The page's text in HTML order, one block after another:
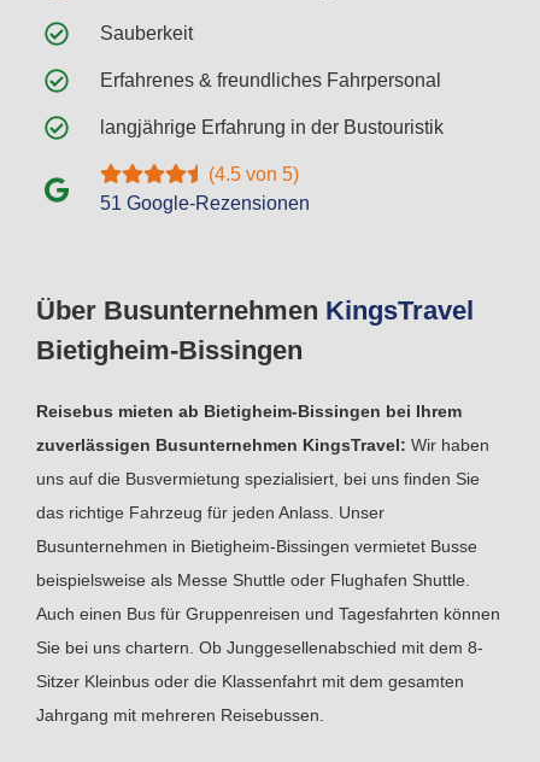
Über Busunternehmen KingsTravel
Bietigheim-Bissingen
Reisebus mieten ab Bietigheim-Bissingen bei Ihrem
zuverlässigen Busunternehmen KingsTravel: Wir haben
uns auf die Busvermietung spezialisiert, bei uns finden Sie
das richtige Fahrzeug für jeden Anlass. Unser
Busunternehmen in Bietigheim-Bissingen vermietet Busse
beispielsweise als Messe Shuttle oder Flughafen Shuttle.
Auch einen Bus für Gruppenreisen und Tagesfahrten können
Sie bei uns chartern. Ob Junggesellenabschied mit dem 8-
Sitzer Kleinbus oder die Klassenfahrt mit dem gesamten
Jahrgang mit mehreren Reisebussen.
Sauberkeit
Erfahrenes & freundliches Fahrpersonal
langjährige Erfahrung in der Bustouristik
(4.5 von 5)
51 Google-Rezensionen